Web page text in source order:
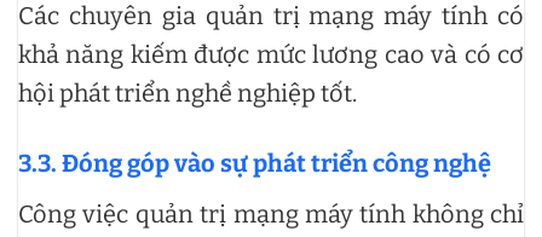
Các chuyên gia quản trị mạng máy tính có
khả năng kiếm được mức lương cao và có cơ
hội phát triển nghề nghiệp tốt.
3.3. Đóng góp vào sự phát triển công nghệ
Công việc quản trị mạng máy tính không chỉ